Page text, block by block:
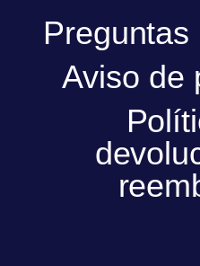
Aviso de